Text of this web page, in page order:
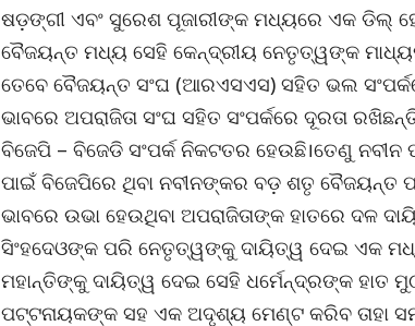
ଷଡ଼ଙ୍ଗୀ ଏବଂ ସୁରେଶ ପୂଜାରୀଙ୍କ ମଧ୍ୟରେ ଏକ ଡିଲ୍
ବୈଜୟନ୍ତ ମଧ୍ୟ ସେହି କେନ୍ଦ୍ରୀୟ ନେତୃତ୍ୱଙ୍କ
ତେବେ ବୈଜୟନ୍ତ ସଂଘ (ଆରଏସଏସ) ସହିତ ଭଲ
ଭାବରେ ଅପରାଜିତା ସଂଘ ସହିତ ସଂପର୍କରେ ଦୂରତା
ବିଜେପି – ବିଜେଡି ସଂପର୍କ ନିକଟତର ହେଉଛି।ତେଣୁ
ପାଇଁ ବିଜେପିରେ ଥିବା ନବୀନଙ୍କର ବଡ଼ ଶତୃ ବୈଜୟନ୍ତ
ଭାବରେ ଉଭା ହେଉଥିବା ଅପରାଜିତାଙ୍କ ହାତରେ ଦଳ
ସିଂହଦେଓଙ୍କ ପରି ନେତୃତ୍ୱଙ୍କୁ ଦାୟିତ୍ୱ ଦେଇ ଏକ
ମହାନ୍ତିଙ୍କୁ ଦାୟିତ୍ୱ ଦେଇ ସେହି ଧର୍ମେନ୍ଦ୍ରଙ୍କ ହାତ
ପଟ୍ଟନାୟକଙ୍କ ସହ ଏକ ଅଦୃଶ୍ୟ ମେଣ୍ଟ କରିବ ତାହା